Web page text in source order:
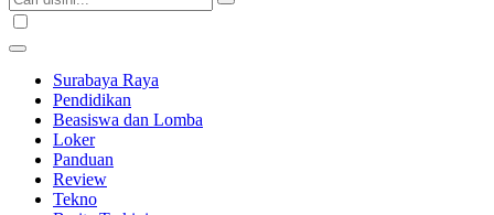
Surabaya Raya
Pendidikan
Beasiswa dan Lomba
Loker
Panduan
Review
Tekno